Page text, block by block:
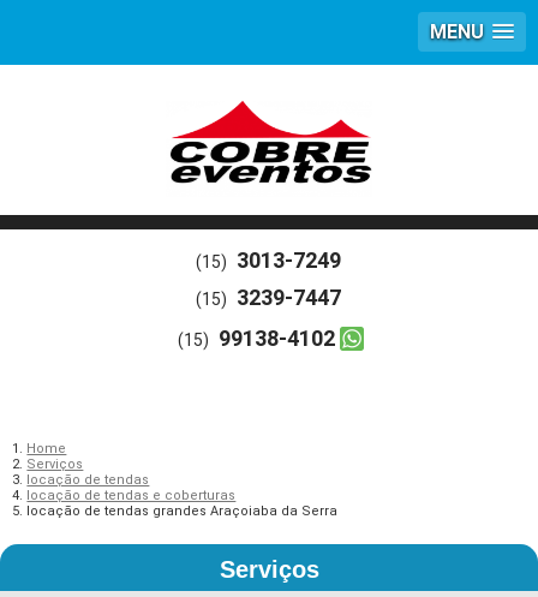
MENU
(15) 3013-7249
(15) 3239-7447
(15) 99138-4102
Home
Serviços
locação de tendas
locação de tendas e coberturas
locação de tendas grandes Araçoiaba da Serra
Serviços